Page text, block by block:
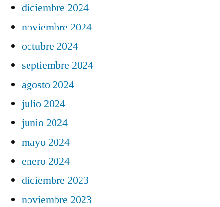
diciembre 2024
noviembre 2024
octubre 2024
septiembre 2024
agosto 2024
julio 2024
junio 2024
mayo 2024
enero 2024
diciembre 2023
noviembre 2023